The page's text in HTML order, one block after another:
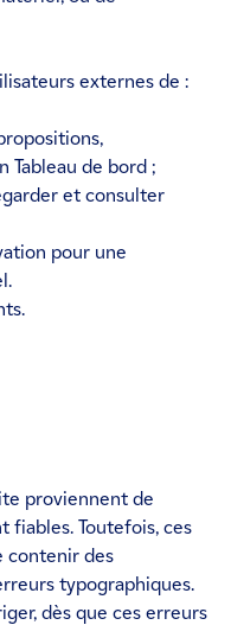
externes de :
Tableau de bord ;
et consulter
pour une
proviennent de
fiables. Toutefois, ces
contenir des
typographiques.
dès que ces erreurs